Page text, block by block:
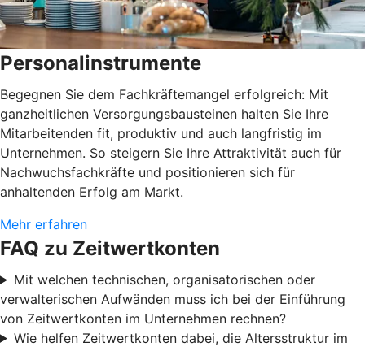
Personalinstrumente
Begegnen Sie dem Fachkräftemangel erfolgreich: Mit
ganzheitlichen Versorgungsbausteinen halten Sie Ihre
Mitarbeitenden fit, produktiv und auch langfristig im
Unternehmen. So steigern Sie Ihre Attraktivität auch für
Nachwuchsfachkräfte und positionieren sich für
anhaltenden Erfolg am Markt.
Mehr erfahren
FAQ zu Zeitwertkonten
Mit welchen technischen, organisatorischen oder
verwalterischen Aufwänden muss ich bei der Einführung
von Zeitwertkonten im Unternehmen rechnen?
Wie helfen Zeitwertkonten dabei, die Altersstruktur im